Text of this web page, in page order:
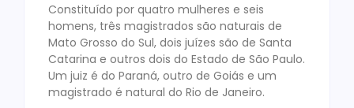
Constituído por quatro mulheres e seis
homens, três magistrados são naturais de
Mato Grosso do Sul, dois juízes são de Santa
Catarina e outros dois do Estado de São Paulo.
Um juiz é do Paraná, outro de Goiás e um
magistrado é natural do Rio de Janeiro.